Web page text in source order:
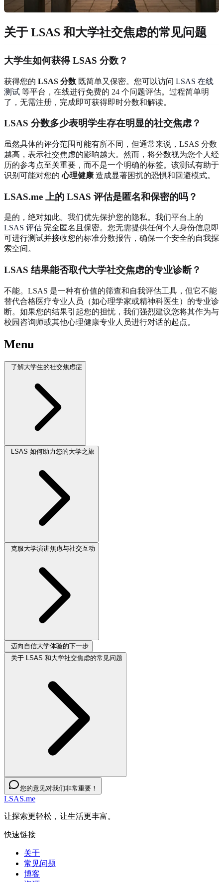
关于 LSAS 和大学社交焦虑的常见问题
大学生如何获得 LSAS 分数？
获得您的 LSAS 分数 既简单又保密。您可以访问 LSAS 在线
测试 等平台，在线进行免费的 24 个问题评估。过程简单明
了，无需注册，完成即可获得即时分数和解读。
LSAS 分数多少表明学生存在明显的社交焦虑？
虽然具体的评分范围可能有所不同，但通常来说，LSAS 分数
越高，表示社交焦虑的影响越大。然而，将分数视为您个人经
历的参考点至关重要，而不是一个明确的标签。该测试有助于
识别可能对您的心理健康 造成显著困扰的恐惧和回避模式。
LSAS.me 上的 LSAS 评估是匿名和保密的吗？
是的，绝对如此。我们优先保护您的隐私。我们平台上的
LSAS 评估 完全匿名且保密。您无需提供任何个人身份信息即
可进行测试并接收您的标准分数报告，确保一个安全的自我探
索空间。
LSAS 结果能否取代大学社交焦虑的专业诊断？
不能。LSAS 是一种有价值的筛查和自我评估工具，但它不能
替代合格医疗专业人员（如心理学家或精神科医生）的专业诊
断。如果您的结果引起您的担忧，我们强烈建议您将其作为与
校园咨询师或其他心理健康专业人员进行对话的起点。
Menu
了解大学生的社交焦虑症
LSAS 如何助力您的大学之旅
克服大学演讲焦虑与社交互动
迈向自信大学体验的下一步
关于 LSAS 和大学社交焦虑的常见问题
您的意见对我们非常重要！
LSAS.me
让探索更轻松，让生活更丰富。
快速链接
关于
常见问题
博客